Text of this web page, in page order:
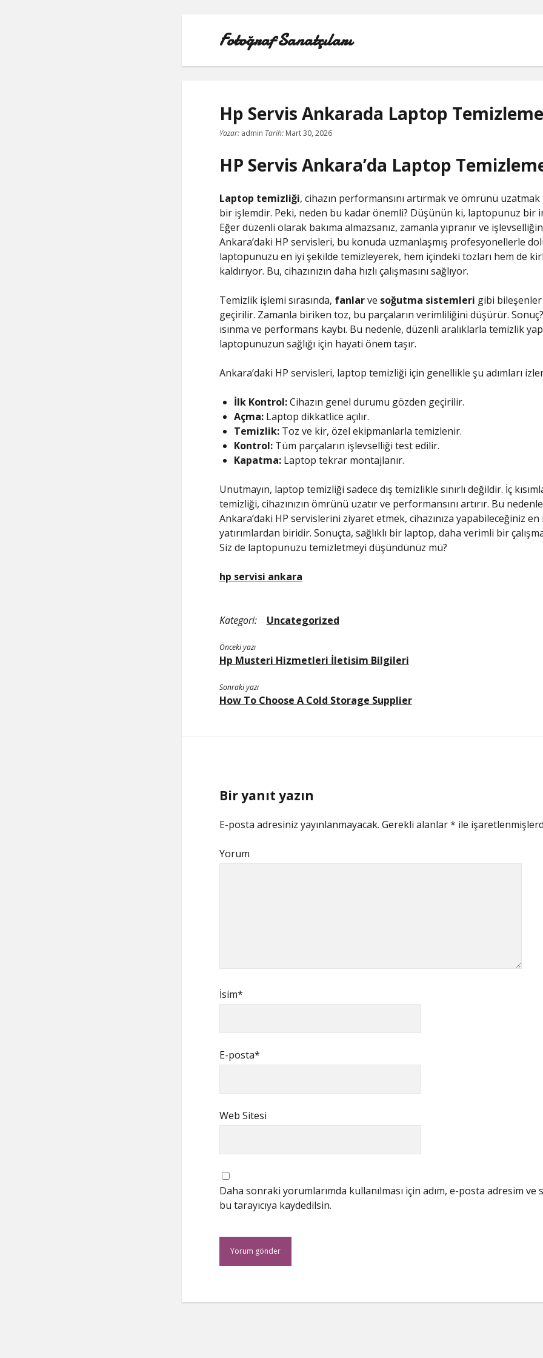
Fotoğraf Sanatçıları
SAYFA LISTESI
TWITTER PROFIL RESMI SIĞMIYOR
YOUTUBE DISLIKE YÜKLEME HILESI
Hp Servis Ankarada Laptop Temizleme
Yazar:admin Tarih: Mart 30, 2026
HP Servis Ankara’da Laptop
Laptop temizliği, cihazın performansını artırmak ve ömrünü
bir işlemdir. Peki, neden bu kadar önemli? Düşünün ki, laptopunuz bir
Eğer düzenli olarak bakıma almazsanız, zamanla yıpranır ve
Ankara’daki HP servisleri, bu konuda uzmanlaşmış profesyonellerle
laptopunuzu en iyi şekilde temizleyerek, hem içindeki tozları hem de
kaldırıyor. Bu, cihazınızın daha hızlı çalışmasını sağlıyor.
Temizlik işlemi sırasında, fanlarve soğutma sistemleri gibi
geçirilir. Zamanla biriken toz, bu parçaların verimliliğini düşürür. Sonuç?
ısınma ve performans kaybı. Bu nedenle, düzenli aralıklarla temizlik
laptopunuzun sağlığı için hayati önem taşır.
Ankara’daki HP servisleri, laptop temizliği için genellikle şu adımları
İlk Kontrol:Cihazın genel durumu gözden geçirilir.
Açma:Laptop dikkatlice açılır.
Temizlik:Toz ve kir, özel ekipmanlarla temizlenir.
Kontrol:Tüm parçaların işlevselliği test edilir.
Kapatma:Laptop tekrar montajlanır.
Unutmayın, laptop temizliği sadece dış temizlikle sınırlı değildir. İç
temizliği, cihazınızın ömrünü uzatır ve performansını artırır. Bu
Ankara’daki HP servislerini ziyaret etmek, cihazınıza yapabileceğiniz en
yatırımlardan biridir. Sonuçta, sağlıklı bir laptop, daha verimli bir
Siz de laptopunuzu temizletmeyi düşündünüz mü?
hp servisi ankara
Kategori: Uncategorized
Önceki yazı
Hp Musteri Hizmetleri İletisim Bilgileri
Sonraki yazı
How To Choose A Cold Storage Supplier
Bir yanıt yazın
E-posta adresiniz yayınlanmayacak. Gerekli alanlar* ile
Yorum
İsim*
E-posta*
Web Sitesi
Daha sonraki yorumlarımda kullanılması için adım, e-posta adresim ve
bu tarayıcıya kaydedilsin.